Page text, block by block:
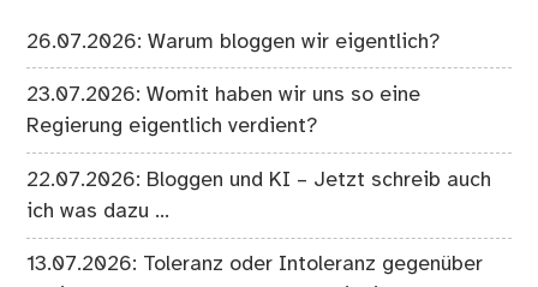
26.07.2026: Warum bloggen wir eigentlich?
23.07.2026: Womit haben wir uns so eine
Regierung eigentlich verdient?
22.07.2026: Bloggen und KI – Jetzt schreib auch
ich was dazu …
13.07.2026: Toleranz oder Intoleranz gegenüber